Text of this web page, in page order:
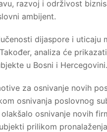
razvoj i održivost
ambijent.
dijaspore i uticaju
analiza će
u Bosni i Hercegovini.
za osnivanje novih
osnivanja poslovnog
osnivanje novih
prilikom